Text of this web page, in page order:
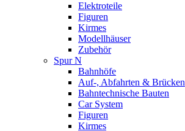
Elektroteile
Figuren
Kirmes
Modellhäuser
Zubehör
Spur N
Bahnhöfe
Auf-, Abfahrten & Brücken
Bahntechnische Bauten
Car System
Figuren
Kirmes